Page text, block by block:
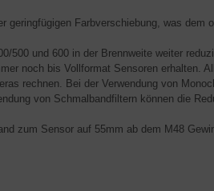
Farbverschiebung, was dem
500 und 600 in der Brennweite weiter
noch bis Vollformat Sensoren erhalten.
rechnen. Bei der Verwendung von
von Schmalbandfiltern können die
zum Sensor auf 55mm ab dem M48